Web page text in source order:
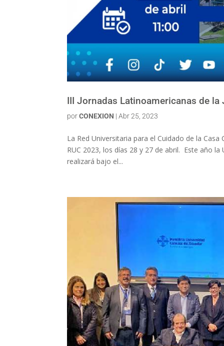
III Jornadas Latinoamericanas de
porCONEXION |Abr 25, 2023
La Red Universitaria para el Cuidado de la
RUC 2023, los días 28 y 27 de abril. Este año
realizará bajo el...